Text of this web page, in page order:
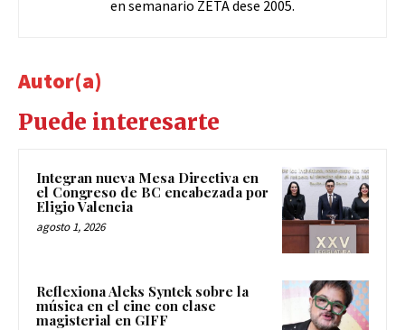
en semanario ZETA dese 2005.
Autor(a)
Puede interesarte
Integran nueva Mesa Directiva en
el Congreso de BC encabezada por
Eligio Valencia
agosto 1, 2026
Reflexiona Aleks Syntek sobre la
música en el cine con clase
magisterial en GIFF